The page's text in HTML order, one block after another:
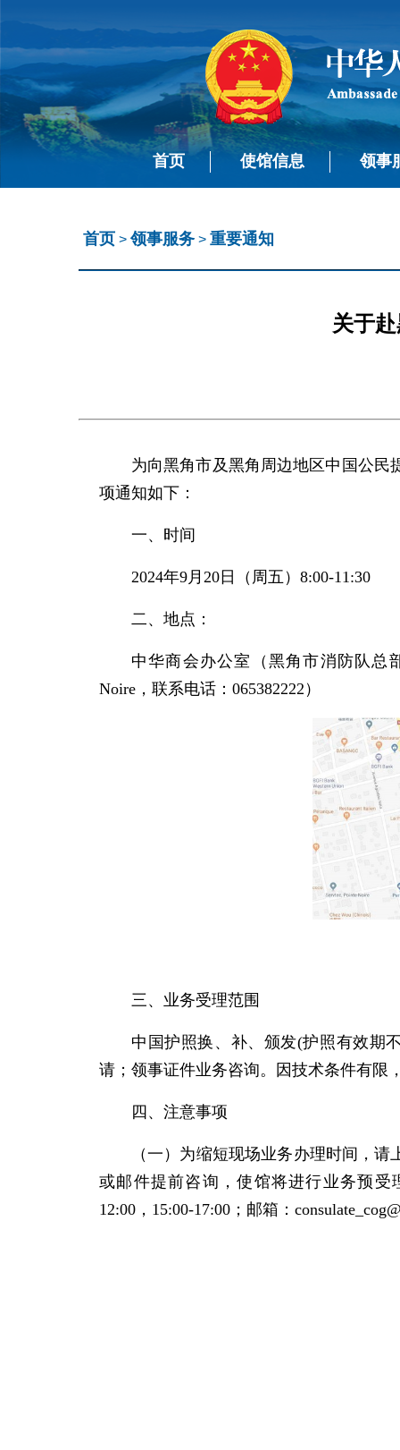
首页 使馆信息 领事
首页 >领事服务 > 重要通知
关于
为向黑角市及黑角周边地区中国公民
项通知如下：
一、时间
2024年9月20日（周五）8:00-11:30
二、地点：
中华商会办公室（黑角市消防队总
Noire，联系电话：065382222）
三、业务受理范围
中国护照换、补、颁发(护照有效期
请；领事证件业务咨询。因技术条件有限
四、注意事项
（一）为缩短现场业务办理时间，
或邮件提前咨询，使馆将进行业务预受
12:00，15:00-17:00；邮箱：